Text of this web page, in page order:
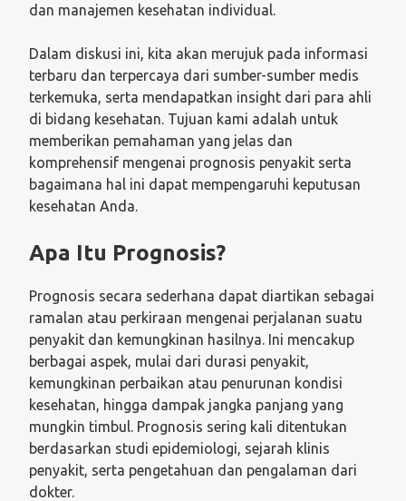
dan manajemen kesehatan individual.
Dalam diskusi ini, kita akan merujuk pada informasi
terbaru dan terpercaya dari sumber-sumber medis
terkemuka, serta mendapatkan insight dari para ahli
di bidang kesehatan. Tujuan kami adalah untuk
memberikan pemahaman yang jelas dan
komprehensif mengenai prognosis penyakit serta
bagaimana hal ini dapat mempengaruhi keputusan
kesehatan Anda.
Apa Itu Prognosis?
Prognosis secara sederhana dapat diartikan sebagai
ramalan atau perkiraan mengenai perjalanan suatu
penyakit dan kemungkinan hasilnya. Ini mencakup
berbagai aspek, mulai dari durasi penyakit,
kemungkinan perbaikan atau penurunan kondisi
kesehatan, hingga dampak jangka panjang yang
mungkin timbul. Prognosis sering kali ditentukan
berdasarkan studi epidemiologi, sejarah klinis
penyakit, serta pengetahuan dan pengalaman dari
dokter.